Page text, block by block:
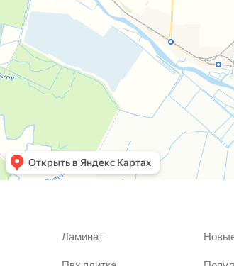
Ламинат